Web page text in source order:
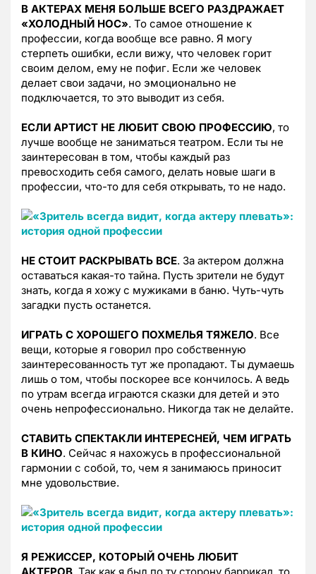
В АКТЕРАХ МЕНЯ БОЛЬШЕ ВСЕГО РАЗДРАЖАЕТ
«ХОЛОДНЫЙ НОС». То самое отношение к
профессии, когда вообще все равно. Я могу
стерпеть ошибки, если вижу, что человек горит
своим делом, ему не пофиг. Если же человек
делает свои задачи, но эмоционально не
подключается, то это выводит из себя.
ЕСЛИ АРТИСТ НЕ ЛЮБИТ СВОЮ ПРОФЕССИЮ, то
лучше вообще не заниматься театром. Если ты не
заинтересован в том, чтобы каждый раз
превосходить себя самого, делать новые шаги в
профессии, что-то для себя открывать, то не надо.
НЕ СТОИТ РАСКРЫВАТЬ ВСЕ. За актером должна
оставаться какая-то тайна. Пусть зрители не будут
знать, когда я хожу с мужиками в баню. Чуть-чуть
загадки пусть останется.
ИГРАТЬ С ХОРОШЕГО ПОХМЕЛЬЯ ТЯЖЕЛО. Все
вещи, которые я говорил про собственную
заинтересованность тут же пропадают. Ты думаешь
лишь о том, чтобы поскорее все кончилось. А ведь
по утрам всегда играются сказки для детей и это
очень непрофессионально. Никогда так не делайте.
СТАВИТЬ СПЕКТАКЛИ ИНТЕРЕСНЕЙ, ЧЕМ ИГРАТЬ
В КИНО. Сейчас я нахожусь в профессиональной
гармонии с собой, то, чем я занимаюсь приносит
мне удовольствие.
Я РЕЖИССЕР, КОТОРЫЙ ОЧЕНЬ ЛЮБИТ